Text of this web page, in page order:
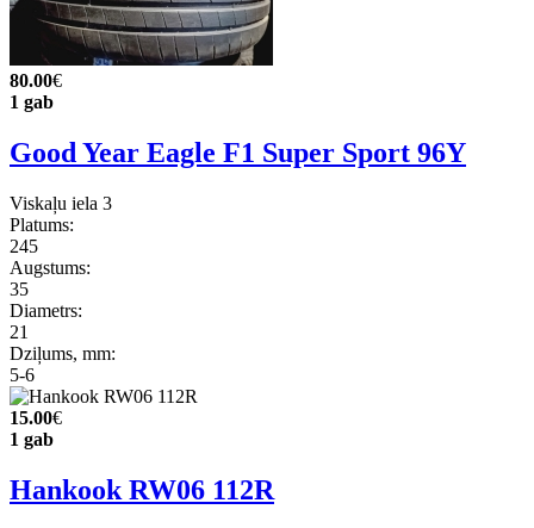
80.00€
1 gab
Good Year Eagle F1 Super Sport 96Y
Viskaļu iela 3
Platums:
245
Augstums:
35
Diametrs:
21
Dziļums, mm:
5-6
15.00€
1 gab
Hankook RW06 112R